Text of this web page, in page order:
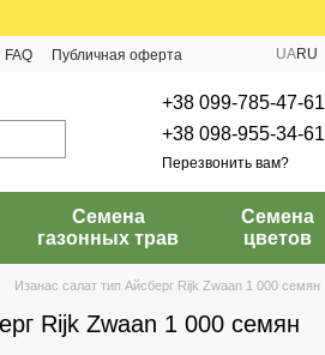
FAQ Публичная оферта UARU
+38 099-785-47-61
+38 098-955-34-61
Перезвонить вам?
Семена
газонных трав
Семена
цветов
Изанас салат тип Айсберг Rijk Zwaan 1 000 семян
Rijk Zwaan 1 000 семян